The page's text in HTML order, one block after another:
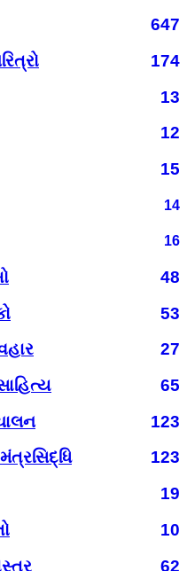
647
174
13
12
15
14
16
48
53
27
65
123
123
19
10
62